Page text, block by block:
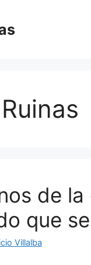
de
que
Villalba